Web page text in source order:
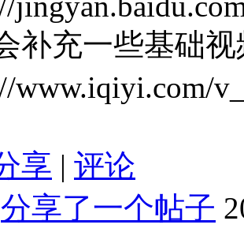
补充一些基础视
www.iqiyi.com/
享 | 评论
分享了一个帖子